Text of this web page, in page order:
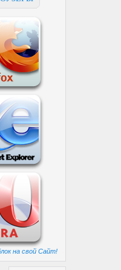
на свой Сайт!